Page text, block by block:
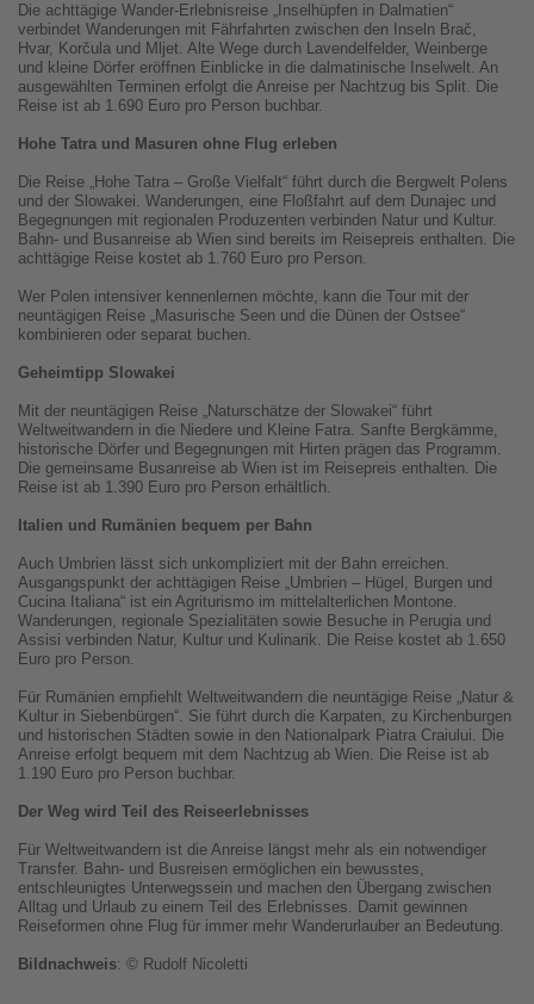
Die achttägige Wander-Erlebnisreise „Inselhüpfen in Dalmatien“
verbindet Wanderungen mit Fährfahrten zwischen den Inseln Brač,
Hvar, Korčula und Mljet. Alte Wege durch Lavendelfelder, Weinberge
und kleine Dörfer eröffnen Einblicke in die dalmatinische Inselwelt. An
ausgewählten Terminen erfolgt die Anreise per Nachtzug bis Split. Die
Reise ist ab 1.690 Euro pro Person buchbar.
Hohe Tatra und Masuren ohne Flug erleben
Die Reise „Hohe Tatra – Große Vielfalt“ führt durch die Bergwelt Polens
und der Slowakei. Wanderungen, eine Floßfahrt auf dem Dunajec und
Begegnungen mit regionalen Produzenten verbinden Natur und Kultur.
Bahn- und Busanreise ab Wien sind bereits im Reisepreis enthalten. Die
achttägige Reise kostet ab 1.760 Euro pro Person.
Wer Polen intensiver kennenlernen möchte, kann die Tour mit der
neuntägigen Reise „Masurische Seen und die Dünen der Ostsee“
kombinieren oder separat buchen.
Geheimtipp Slowakei
Mit der neuntägigen Reise „Naturschätze der Slowakei“ führt
Weltweitwandern in die Niedere und Kleine Fatra. Sanfte Bergkämme,
historische Dörfer und Begegnungen mit Hirten prägen das Programm.
Die gemeinsame Busanreise ab Wien ist im Reisepreis enthalten. Die
Reise ist ab 1.390 Euro pro Person erhältlich.
Italien und Rumänien bequem per Bahn
Auch Umbrien lässt sich unkompliziert mit der Bahn erreichen.
Ausgangspunkt der achttägigen Reise „Umbrien – Hügel, Burgen und
Cucina Italiana“ ist ein Agriturismo im mittelalterlichen Montone.
Wanderungen, regionale Spezialitäten sowie Besuche in Perugia und
Assisi verbinden Natur, Kultur und Kulinarik. Die Reise kostet ab 1.650
Euro pro Person.
Für Rumänien empfiehlt Weltweitwandern die neuntägige Reise „Natur &
Kultur in Siebenbürgen“. Sie führt durch die Karpaten, zu Kirchenburgen
und historischen Städten sowie in den Nationalpark Piatra Craiului. Die
Anreise erfolgt bequem mit dem Nachtzug ab Wien. Die Reise ist ab
1.190 Euro pro Person buchbar.
Der Weg wird Teil des Reiseerlebnisses
Für Weltweitwandern ist die Anreise längst mehr als ein notwendiger
Transfer. Bahn- und Busreisen ermöglichen ein bewusstes,
entschleunigtes Unterwegssein und machen den Übergang zwischen
Alltag und Urlaub zu einem Teil des Erlebnisses. Damit gewinnen
Reiseformen ohne Flug für immer mehr Wanderurlauber an Bedeutung.
Bildnachweis: © Rudolf Nicoletti